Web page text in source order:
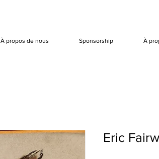
À propos de nous Sponsorship À
Eric